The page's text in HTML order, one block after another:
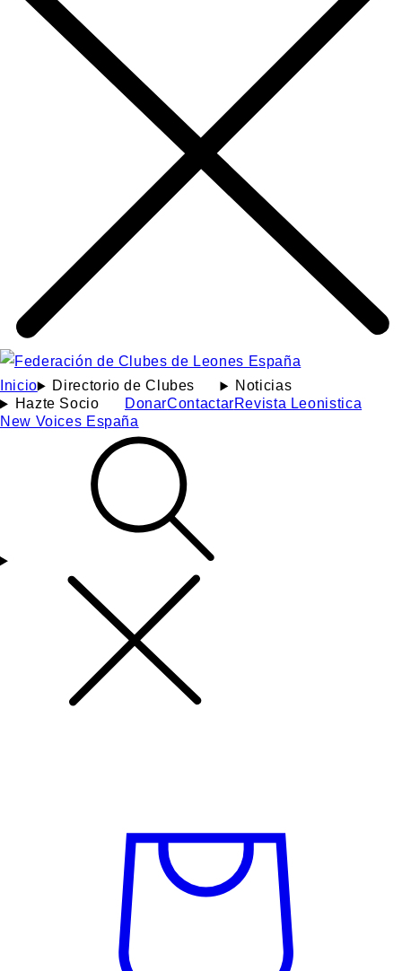
Inicio Directorio de Clubes
Noticias
Hazte Socio
DonarContactarRevista Leonistica
New Voices España